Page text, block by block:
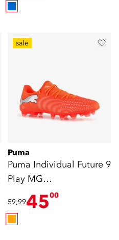
sale
Puma
Puma Individual Future 9
Play MG
voetbalschoenen oranje
59,994500